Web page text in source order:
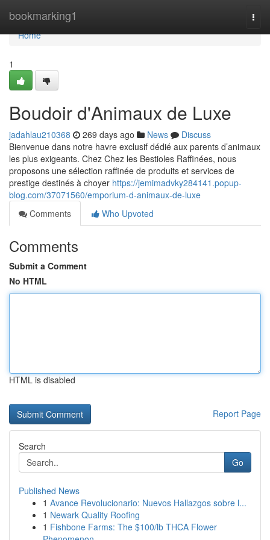
bookmarking1
Home
Home
1
Boudoir d'Animaux de Luxe
jadahlau210368 269 days ago News
Discuss
Bienvenue dans notre havre exclusif dédié aux parents d’animaux
les plus exigeants. Chez Chez les Bestioles Raffinées, nous
proposons une sélection raffinée de produits et services de
prestige destinés à choyer https://jemimadvky284141.popup-
blog.com/37071560/emporium-d-animaux-de-luxe
Comments
Who Upvoted
Comments
Submit a Comment
No HTML
HTML is disabled
Report Page
Search
Go
Published News
1 Avance Revolucionario: Nuevos Hallazgos sobre l...
1 Newark Quality Roofing
1 Fishbone Farms: The $100/lb THCA Flower